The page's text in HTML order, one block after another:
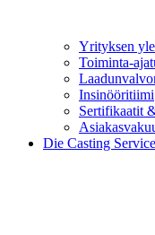
Yrityksen
Toiminta-
Insinööritiimi
Sertifikaatit
Die Casting